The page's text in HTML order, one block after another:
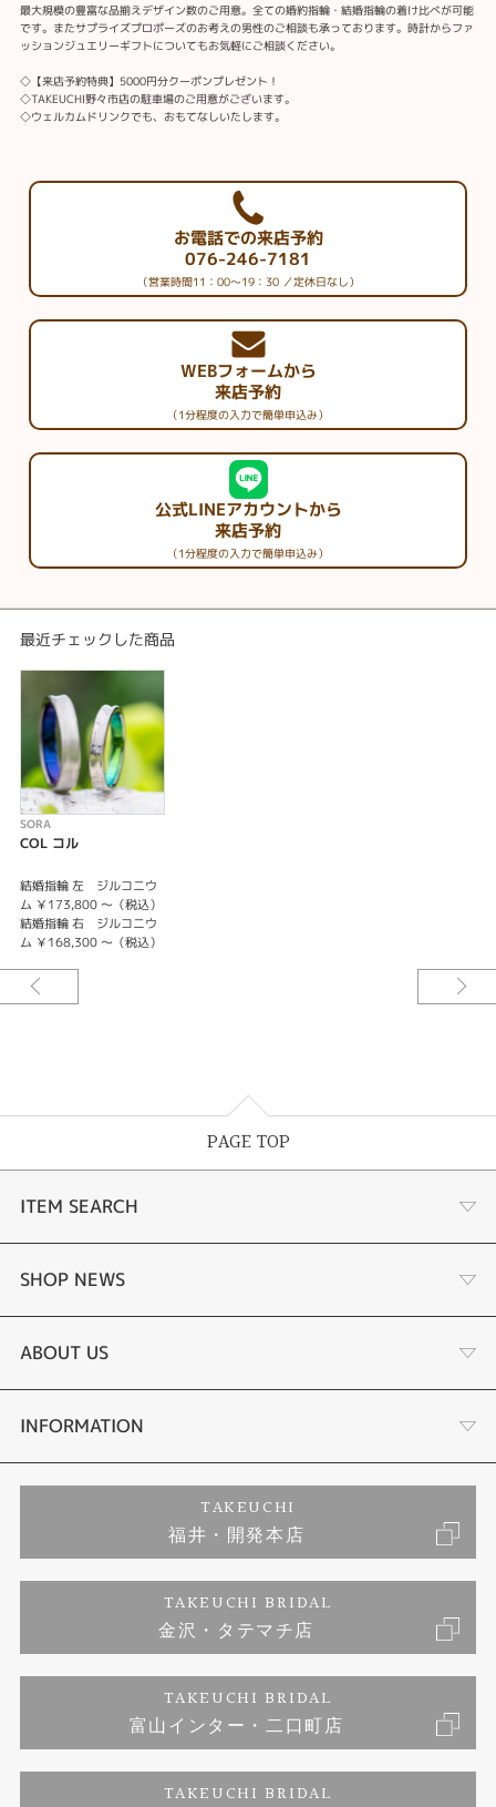
最大規模の豊富な品揃えデザイン数のご用意。全ての婚約指輪・結婚指輪の着け比べが可能
です。またサプライズプロポーズのお考えの男性のご相談も承っております。時計からファ
ッションジュエリーギフトについてもお気軽にご相談ください。
◇【来店予約特典】5000円分クーポンプレゼント！
◇TAKEUCHI野々市店の駐車場のご用意がございます。
◇ウェルカムドリンクでも、おもてなしいたします。
お電話での来店予約
076-246-7181
（営業時間11：00～19：30 ／定休日なし）
WEBフォームから
来店予約
（1分程度の入力で簡単申込み）
公式LINEアカウントから
来店予約
（1分程度の入力で簡単申込み）
最近チェックした商品
SORA
COL コル
結婚指輪 左 ジルコニウ
ム ￥173,800 ～（税込）
結婚指輪 右 ジルコニウ
ム ￥168,300 ～（税込）
PAGE TOP
ITEM SEARCH
婚約指輪
結婚指輪
セットリング
エタニティーリング
婚約ネックレス
SHOP NEWS
サプライズプロポーズ相談室
ダイヤモンドカッターブランド
アフターメンテナンス
金澤工房｜手作りペアリング
金澤工房｜手作り結婚指輪
金澤工房｜手作り婚約指輪プロポーズプラン
ABOUT US
店舗情報
お客様の声
INFORMATION
プライバシーポリシー
TAKEUCHI
福井・開発本店
TAKEUCHI BRIDAL
金沢・タテマチ店
TAKEUCHI BRIDAL
富山インター・二口町店
TAKEUCHI BRIDAL